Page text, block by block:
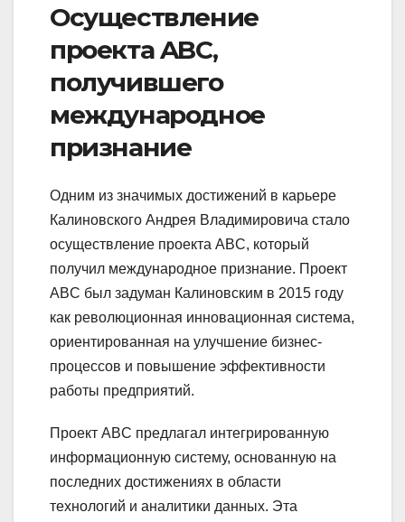
Осуществление
проекта ABC,
получившего
международное
признание
Одним из значимых достижений в карьере
Калиновского Андрея Владимировича стало
осуществление проекта ABC, который
получил международное признание. Проект
ABC был задуман Калиновским в 2015 году
как революционная инновационная система,
ориентированная на улучшение бизнес-
процессов и повышение эффективности
работы предприятий.
Проект ABC предлагал интегрированную
информационную систему, основанную на
последних достижениях в области
технологий и аналитики данных. Эта